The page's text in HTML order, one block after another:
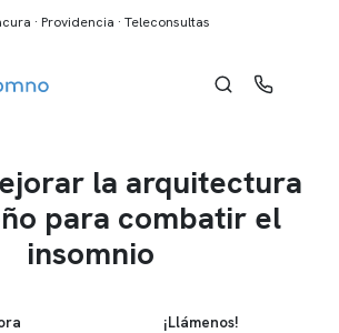
· Providencia · Teleconsultas
la arquitectura
para combatir el
insomnio
¡Llámenos!